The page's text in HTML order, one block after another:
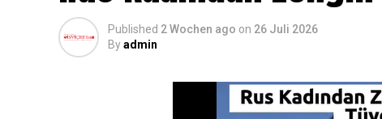
Published 2 Wochen ago on 26 Juli 2026
Byadmin